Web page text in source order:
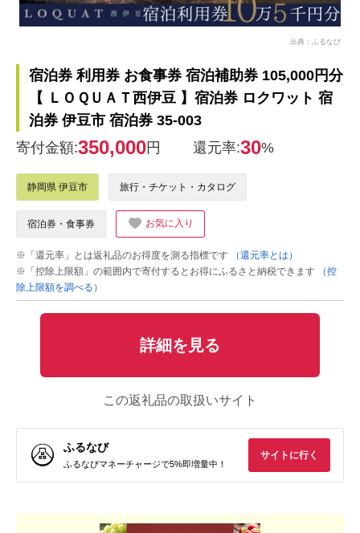
出典：ふるなび
宿泊券 利用券 お食事券 宿泊補助券 105,000円分
【 ＬＯＱＵＡＴ西伊豆 】宿泊券 ロクワット 宿
泊券 伊豆市 宿泊券 35-003
寄付金額:350,000円 還元率:30%
静岡県 伊豆市 旅行・チケット・カタログ
宿泊券・食事券 お気に入り
※「還元率」とは返礼品のお得度を測る指標です
（還元率とは）
※「控除上限額」の範囲内で寄付するとお得にふるさと納税できます
（控
除上限額を調べる）
詳細を見る
この返礼品の取扱いサイト
ふるなび
ふるなびマネーチャージで5%即増量中！
サイトに行く